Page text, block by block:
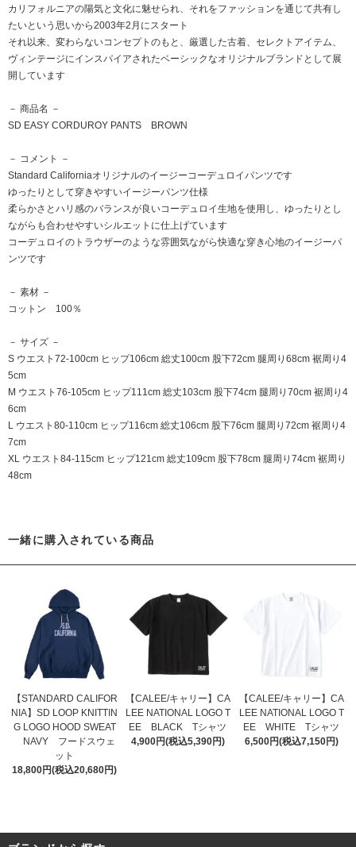
カリフォルニアの陽気と文化に魅せられ、それをファッションを通じて共有し
たいという思いから2003年2月にスタート
それ以来、変わらないコンセプトのもと、厳選した古着、セレクトアイテム、
ヴィンテージにインスパイアされたベーシックなオリジナルブランドとして展
開しています
－ 商品名 －
SD EASY CORDUROY PANTS BROWN
－ コメント －
Standard Californiaオリジナルのイージーコーデュロイパンツです
ゆったりとして穿きやすいイージーパンツ仕様
柔らかさとハリ感のバランスが良いコーデュロイ生地を使用し、ゆったりとし
ながらも合わせやすいシルエットに仕上げています
コーデュロイのトラウザーのような雰囲気ながら快適な穿き心地のイージーパ
ンツです
－ 素材 －
コットン 100％
－ サイズ －
S ウエスト72-100cm ヒップ106cm 総丈100cm 股下72cm 腿周り68cm 裾周り4
5cm
M ウエスト76-105cm ヒップ111cm 総丈103cm 股下74cm 腿周り70cm 裾周り4
6cm
L ウエスト80-110cm ヒップ116cm 総丈106cm 股下76cm 腿周り72cm 裾周り4
7cm
XL ウエスト84-115cm ヒップ121cm 総丈109cm 股下78cm 腿周り74cm 裾周り
48cm
一緒に購入されている商品
【STANDARD CALIFOR
NIA】SD LOOP KNITTIN
G LOGO HOOD SWEAT
NAVY フードスウェ
ット
18,800円(税込20,680円)
【CALEE/キャリー】CA
LEE NATIONAL LOGO T
EE BLACK Tシャツ
4,900円(税込5,390円)
【CALEE/キャリー】CA
LEE NATIONAL LOGO T
EE WHITE Tシャツ
6,500円(税込7,150円)